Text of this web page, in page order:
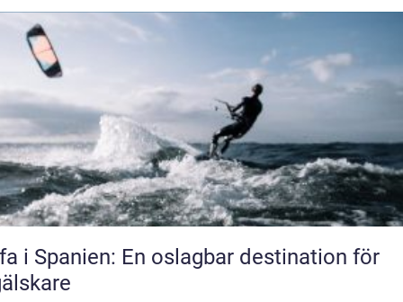
i Spanien: En oslagbar destination för